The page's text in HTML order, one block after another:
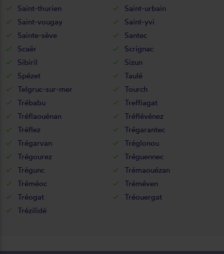
Saint-thurien
Saint-urbain
Saint-vougay
Saint-yvi
Sainte-sève
Santec
Scaër
Scrignac
Sibiril
Sizun
Spézet
Taulé
Telgruc-sur-mer
Tourch
Trébabu
Treffiagat
Tréflaouénan
Tréflévénez
Tréflez
Trégarantec
Trégarvan
Tréglonou
Trégourez
Tréguennec
Trégunc
Trémaouézan
Tréméoc
Tréméven
Tréogat
Tréouergat
Trézilidé